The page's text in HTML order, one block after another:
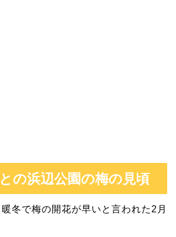
の浜辺公園の梅の見頃
冬で梅の開花が早いと言われた2月